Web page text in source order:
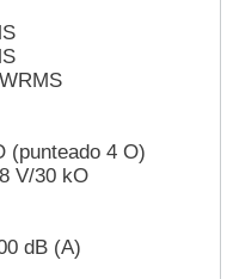
(punteado 4 O)
V/30 kO
dB (A)